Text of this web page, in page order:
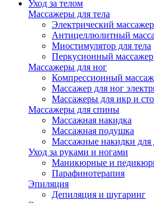
Уход за телом
Массажеры для тела
Электрический массажер
Антицеллюлитный
Миостимулятор для тела
Перкусионный массажер
Массажеры для ног
Компрессионный
Массажер для ног
Массажеры для икр и
Массажеры для спины
Массажная накидка
Массажная подушка
Массажные накидки для
Уход за руками и ногами
Маникюрные и
Парафинотерапия
Эпиляция
Депиляция и шугаринг